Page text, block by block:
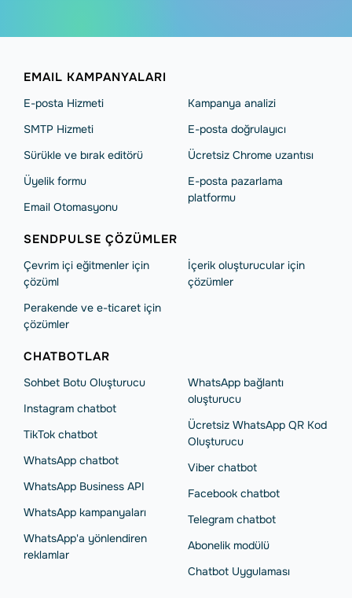
EMAIL KAMPANYALARI
E-posta Hizmeti
SMTP Hizmeti
Sürükle ve bırak editörü
Üyelik formu
Email Otomasyonu
Kampanya analizi
E-posta doğrulayıcı
Ücretsiz Chrome uzantısı
E-posta pazarlama
platformu
SENDPULSE ÇÖZÜMLER
Çevrim içi eğitmenler için
çözüml
Perakende ve e-ticaret için
çözümler
İçerik oluşturucular için
çözümler
CHATBOTLAR
Sohbet Botu Oluşturucu
Instagram chatbot
TikTok chatbot
WhatsApp chatbot
WhatsApp Business API
WhatsApp kampanyaları
WhatsApp'a yönlendiren
reklamlar
WhatsApp bağlantı
oluşturucu
Ücretsiz WhatsApp QR Kod
Oluşturucu
Viber chatbot
Facebook chatbot
Telegram chatbot
Abonelik modülü
Chatbot Uygulaması